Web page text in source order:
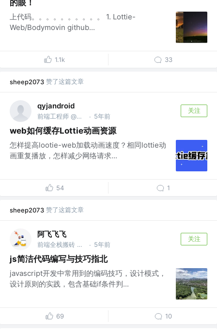
的眼！
上代码。。。。。。。。。。 1. Lottie-
Web/Bodymovin github...
1.1k 33
sheep2073 赞了这篇文章
qyjandroid
前端工程师 @竞技世界 · 5年前
关注
web如何缓存Lottie动画资源
怎样提高lootie-web加载动画速度？相同lottie动
画重复播放，怎样减少网络请求...
54 1
sheep2073 赞了这篇文章
阿飞飞飞
前端全栈搬砖 @公号 前端之帆 · 5年前
关注
js简洁代码编写与技巧指北
javascript开发中常用到的编码技巧，设计模式，
设计原则的实践，包含基础if条件判...
69 10